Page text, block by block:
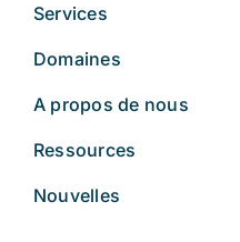
Services
Domaines
A propos de nous
Ressources
Nouvelles